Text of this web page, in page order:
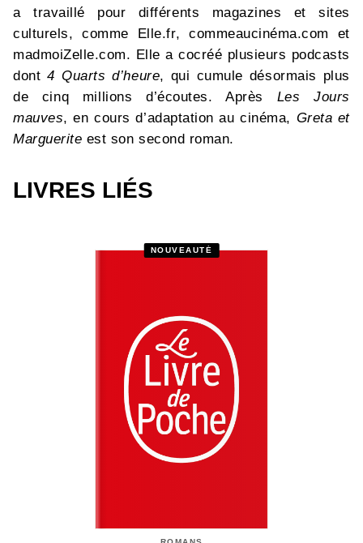
a travaillé pour différents magazines et sites
culturels, comme Elle.fr, commeaucinéma.com et
madmoiZelle.com. Elle a cocréé plusieurs podcasts
dont4 Quarts d’heure, qui cumule désormais plus
de cinq millions d’écoutes. Après Les Jours
mauves, en cours d’adaptation au cinéma, Greta et
Marguerite est son second roman.
LIVRES LIÉS
NOUVEAUTÉ